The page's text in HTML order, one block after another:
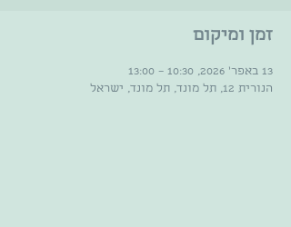
זמן ומיקום
13 באפר׳ 2026, 10:30 – 13:00
הנורית 12, תל מונד, תל מונד, ישראל